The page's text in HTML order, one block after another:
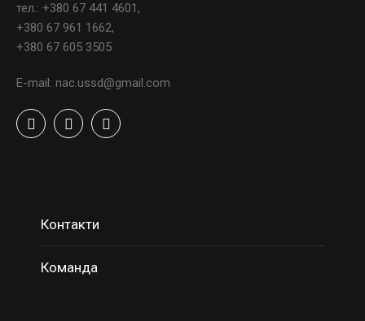
тел.: +380 67 441 4601,
+380 67 961 1662,
+380 67 605 3505
E-mail: nac.ussd@gmail.com
Контакти
Команда